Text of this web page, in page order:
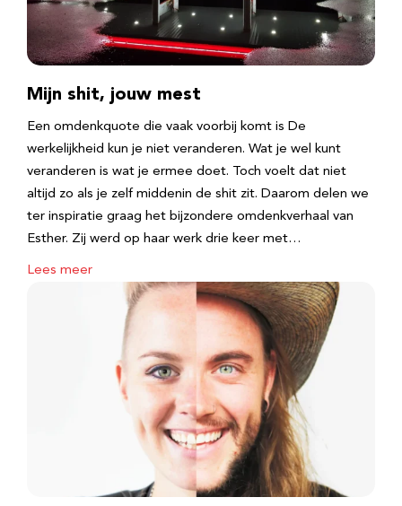
Mijn shit, jouw mest
Een omdenkquote die vaak voorbij komt is De
werkelijkheid kun je niet veranderen. Wat je wel kunt
veranderen is wat je ermee doet. Toch voelt dat niet
altijd zo als je zelf middenin de shit zit. Daarom delen we
ter inspiratie graag het bijzondere omdenkverhaal van
Esther. Zij werd op haar werk drie keer met…
Lees meer